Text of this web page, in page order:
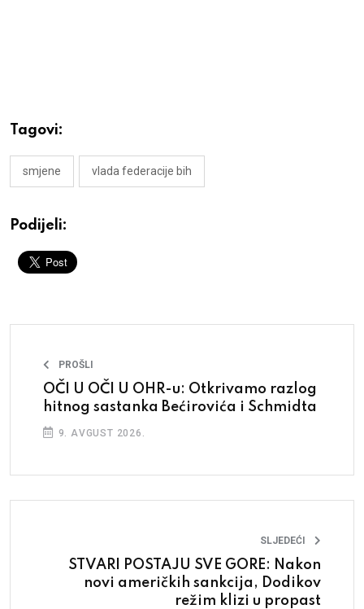
Tagovi:
smjene vlada federacije bih
Podijeli:
PROŠLI
OČI U OČI U OHR-u: Otkrivamo razlog
hitnog sastanka Bećirovića i Schmidta
9. AVGUST 2026.
SLJEDEĆI
STVARI POSTAJU SVE GORE: Nakon
novi američkih sankcija, Dodikov
režim klizi u propast